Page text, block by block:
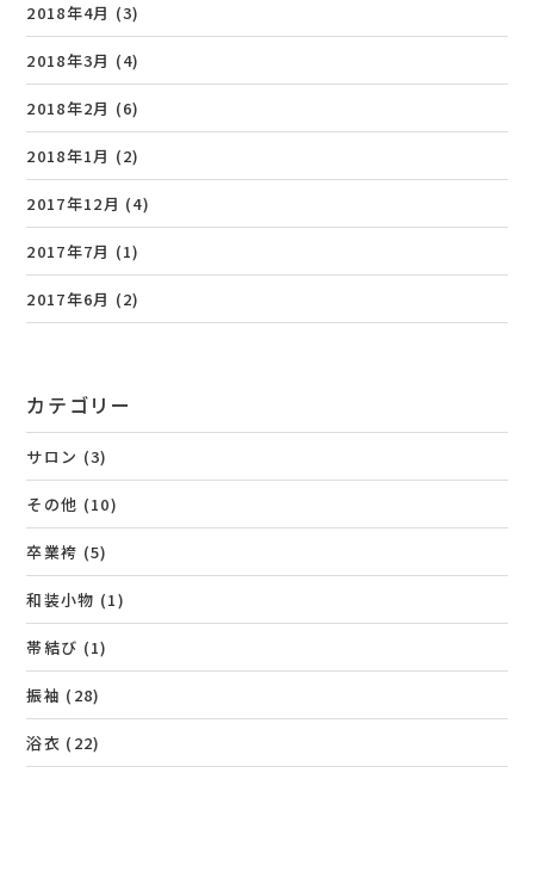
2018年4月 (3)
2018年3月 (4)
2018年2月 (6)
2018年1月 (2)
2017年12月 (4)
2017年7月 (1)
2017年6月 (2)
カテゴリー
サロン (3)
その他 (10)
卒業袴 (5)
和装小物 (1)
帯結び (1)
振袖 (28)
浴衣 (22)